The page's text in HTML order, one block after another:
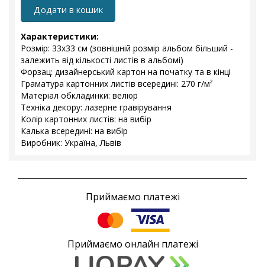
Додати в кошик
Характеристики:
Розмір: 33x33 см (зовнішній розмір альбом більший -
залежить від кількості листів в альбомі)
Форзац: дизайнерський картон на початку та в кінці
Граматура картонних листів всередині: 270 г/м²
Матеріал обкладинки: велюр
Техніка декору: лазерне гравірування
Колір картонних листів: на вибір
Калька всередині: на вибір
Виробник: Україна, Львів
Приймаємо платежі
Приймаємо онлайн платежі